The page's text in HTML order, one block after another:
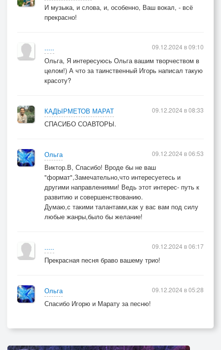
И музыка, и слова, и, особенно, Ваш вокал, - всё
прекрасно!
.....
Ольга, Я интересуюсь Ольга вашим творчеством в
целом!) А что за таинственный Игорь написал такую
красоту?
09.12.2024 в 09:10
КАДЫРМЕТОВ МАРАТ
СПАСИБО СОАВТОРЫ.
09.12.2024 в 08:33
Ольга
Виктор.В, Спасибо! Вроде бы не ваш
"формат",Замечательно,что интересуетесь и
другими направлениями! Ведь этот интерес- путь к
развитию и совершенствованию.
Думаю,с такими талантами,как у вас вам под силу
любые жанры,было бы желание!
09.12.2024 в 06:53
.....
Прекрасная песня браво вашему трио!
09.12.2024 в 06:17
Ольга
Спасибо Игорю и Марату за песню!
09.12.2024 в 05:28